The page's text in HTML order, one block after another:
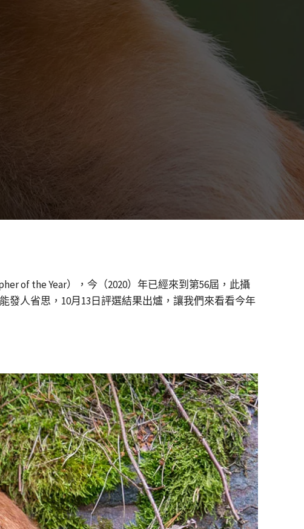
of the Year），今（2020）年已經來到第56屆，此攝
人省思，10月13日評選結果出爐，讓我們來看看今年